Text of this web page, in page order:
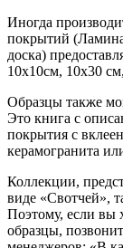
Иногда
покрытий
доска)
10х10см, 10х30
Образцы также
Это книга с
покрытия с
керамогранита
Коллекции,
виде «Свотчей»,
Поэтому, если вы
образцы,